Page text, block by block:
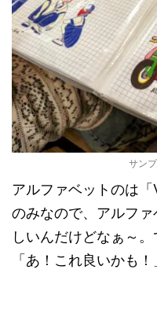
サン
アルファベットのは「
のみなので、アルフ
しいんだけどなぁ～。
「あ！これ良いかも